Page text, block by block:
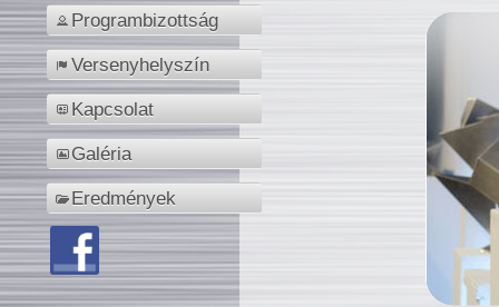
Programbizottság
Versenyhelyszín
Kapcsolat
Galéria
Eredmények